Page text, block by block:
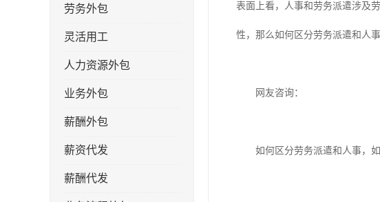
劳务外包
灵活用工
人力资源外包
业务外包
薪酬外包
薪资代发
薪酬代发
表面上看，人事和劳务派遣涉及
性，那么如何区分劳务派遣和人
网友咨询：
如何区分劳务派遣和人事，如